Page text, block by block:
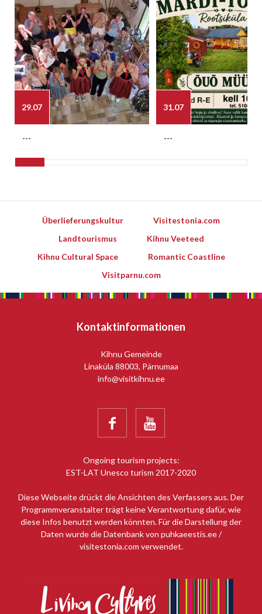
29.07
---
31.07
---
Überlieferungskultur
Visitestonia.com
Landtourismus
Kihnu Veeteed
Kihnu Cultural Space
Romantic Coastline
Visitparnu.com
Kontaktinformationen
Kihnu Gemeinde
Linaküla 88003, Pärnumaa
info@visitkihnu.ee
 
Ongoing tourism projects:
EST-LAT Unesco turism 2017-2020
Diese Webseite drückt die Ansichten des Verfassers aus. Der
Programmveranstalter trägt keine Verantwortung dafür, wie
diese Infos benutzt werden könnten. Für die Darstellung der
Daten wurde die Datenbank von puhkaeestis.ee /
visitestonia.com verwendet.